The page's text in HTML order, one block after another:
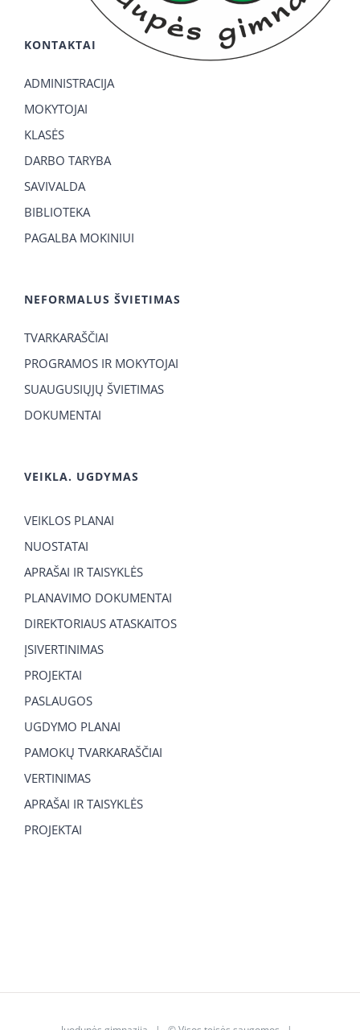
KONTAKTAI
ADMINISTRACIJA
MOKYTOJAI
KLASĖS
DARBO TARYBA
SAVIVALDA
BIBLIOTEKA
PAGALBA MOKINIUI
NEFORMALUS ŠVIETIMAS
TVARKARAŠČIAI
PROGRAMOS IR MOKYTOJAI
SUAUGUSIŲJŲ ŠVIETIMAS
DOKUMENTAI
VEIKLA. UGDYMAS
VEIKLOS PLANAI
NUOSTATAI
APRAŠAI IR TAISYKLĖS
PLANAVIMO DOKUMENTAI
DIREKTORIAUS ATASKAITOS
ĮSIVERTINIMAS
PROJEKTAI
PASLAUGOS
UGDYMO PLANAI
PAMOKŲ TVARKARAŠČIAI
VERTINIMAS
APRAŠAI IR TAISYKLĖS
PROJEKTAI